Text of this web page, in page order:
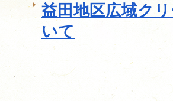
益田地区広域ク
いて